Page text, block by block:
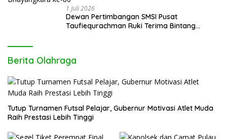
1 Juli 2026
Dewan Pertimbangan SMSI Pusat
Taufiequrachman Ruki Terima Bintang
Berita Olahraga
Tutup Turnamen Futsal Pelajar, Gubernur Motivasi Atlet Muda
Raih Prestasi Lebih Tinggi